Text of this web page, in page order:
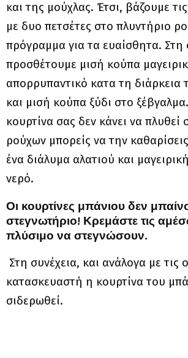
και της μούχλας. Έτσι, βάζουμε
με δυο πετσέτες στο πλυντήριο
πρόγραμμα για τα ευαίσθητα. Στη
προσθέτουμε μισή κούπα
απορρυπαντικό κατα τη διάρκεια
και μισή κούπα ξύδι στο
κουρτίνα σας δεν κάνει να πλυθεί
ρούχων μπορείς να την
ένα διάλυμα αλατιού και
νερό.
Οι κουρτίνες μπάνιου δεν
στεγνωτήριο! Κρεμάστε τις
πλύσιμο να στεγνώσουν.
Στη συνέχεια, και ανάλογα με τις
κατασκευαστή η κουρτίνα του
σιδερωθεί.